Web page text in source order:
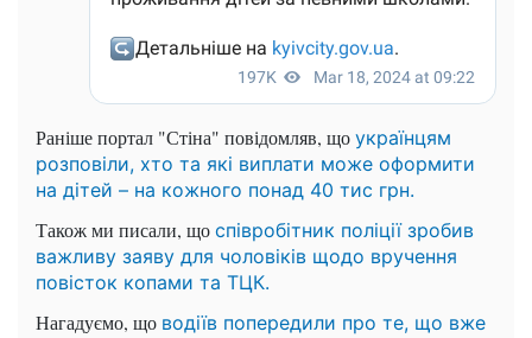
Раніше портал "Стіна" повідомляв, що українцям
розповіли, хто та які виплати може оформити
на дітей – на кожного понад 40 тис грн.
Також ми писали, що співробітник поліції зробив
важливу заяву для чоловіків щодо вручення
повісток копами та ТЦК.
Нагадуємо, що водіїв попередили про те, що вже